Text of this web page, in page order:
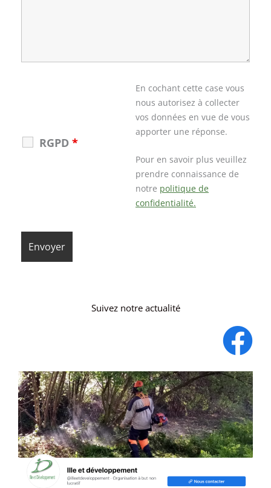
RGPD *
En cochant cette case vous
nous autorisez à collecter
vos données en vue de vous
apporter une réponse.
Pour en savoir plus veuillez
prendre connaissance de
notre politique de
confidentialité.
Suivez notre actualité